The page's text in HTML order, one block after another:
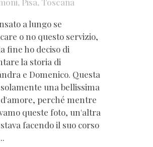
a lungo se
o no questo servizio,
fine ho deciso di
la storia di
e Domenico. Questa
una bellissima
perché mentre
queste foto, un'altra
facendo il suo corso